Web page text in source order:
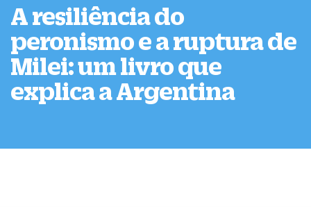
A resiliência do
peronismo e a ruptura de
Milei: um livro que
explica a Argentina